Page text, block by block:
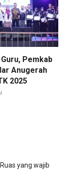
Pemkab
Anugerah
2025
Ruas yang wajib